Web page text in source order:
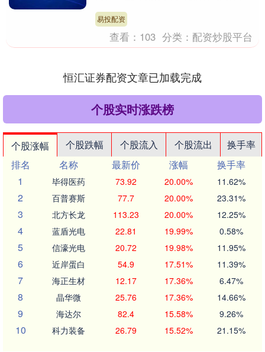
坤大挪移”时取得了....
易投配资
查看： 103 分类： 配资炒股平台
恒汇证券配资文章已加载完成
个股实时涨跌榜
个股涨幅 个股跌幅 个股流入 个股流出
换手率
排名
名称 最新价 涨幅
换手率
1
毕得医药 73.92 20.00% 11.62%
2 百普赛斯 77.7 20.00% 23.31%
3 北方长龙 113.23 20.00% 12.25%
4 蓝盾光电 22.81 19.99% 0.58%
5 信濠光电 20.72 19.98% 11.95%
6 近岸蛋白 54.9 17.51% 11.39%
7 海正生材 12.17 17.36% 6.47%
8 晶华微 25.76 17.36% 14.66%
9 海达尔 82.4 15.58% 9.26%
10 科力装备 26.79 15.52% 21.15%